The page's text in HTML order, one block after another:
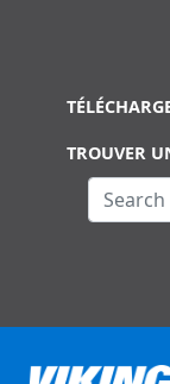
TROUVER